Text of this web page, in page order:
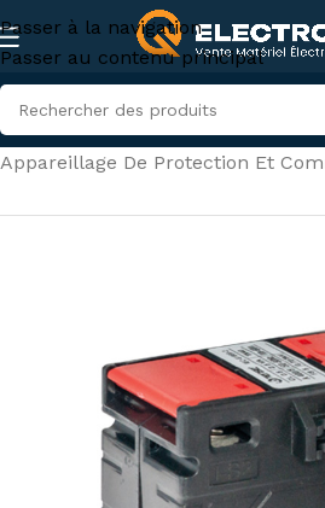
Passer à la navigation
Passer au contenu principal
Accueil/Électricité industrielle/
Appareillage De Protection Et